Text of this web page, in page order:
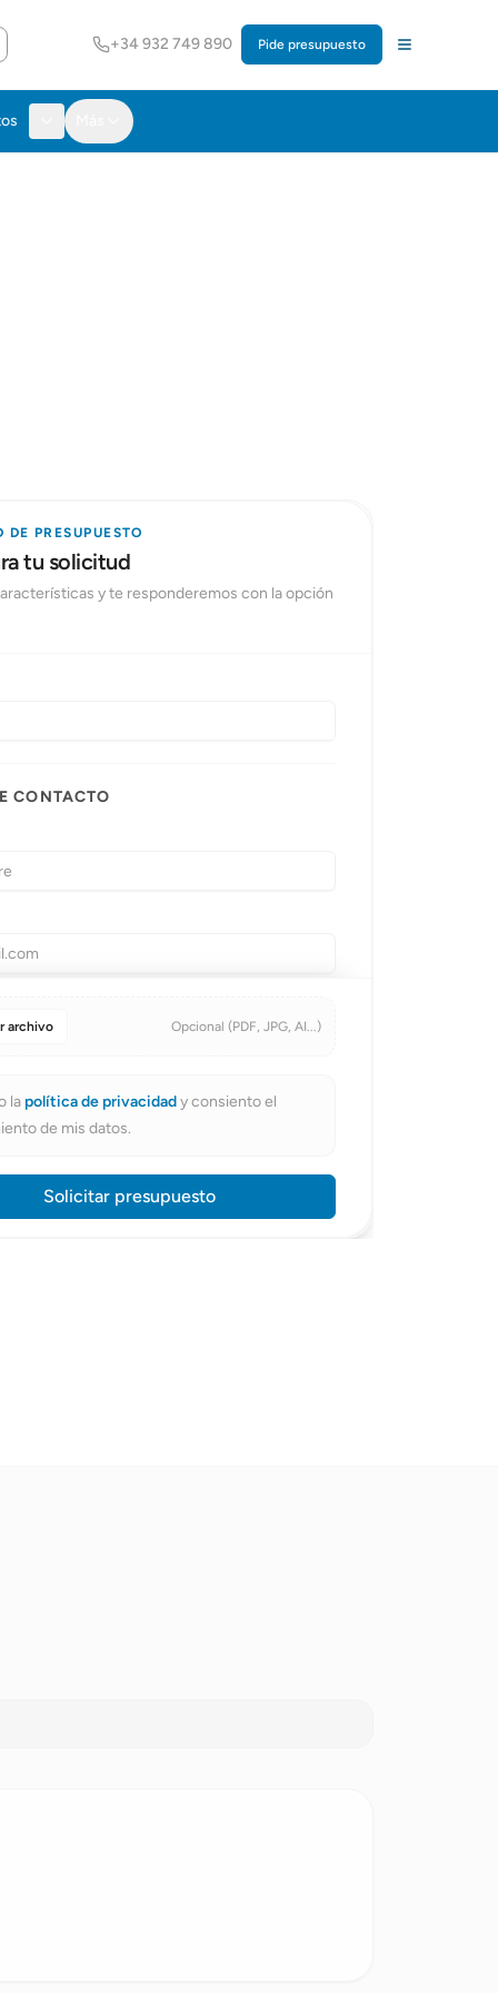
+34 932 749 890 Pide presupuesto
DE PRESUPUESTO
tu solicitud
y te responderemos con la opción
CONTACTO
archivo Opcional (PDF, JPG, AI...)
la política de privacidady consiento el
de mis datos.
Solicitar presupuesto